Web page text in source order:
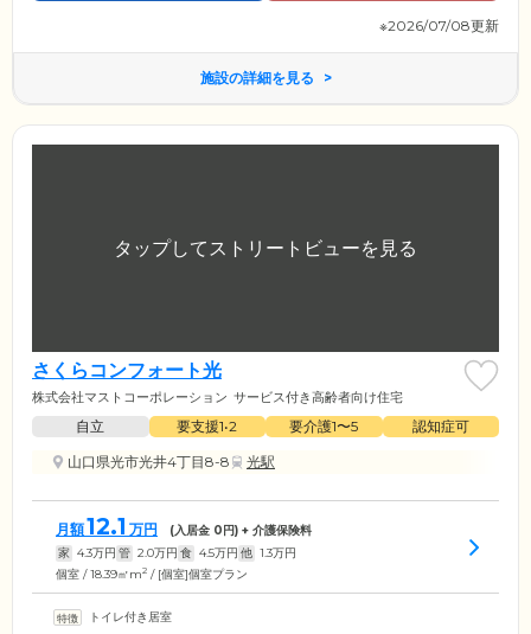
※2026/07/08更新
施設の詳細を見る
さくらコンフォート光
株式会社マストコーポレーション サービス付き高齢者向け住宅
自立 要支援1•2 要介護1〜5
認知症可
山口県光市光井4丁目8-8
光駅
月額12.1 万円 (入居金 0円) + 介護保険料
家 4.3万円 管 2.0万円 食 4.5万円 他 1.3万円
個室 / 18.39㎡m2 / [個室]個室プラン
トイレ付き居室